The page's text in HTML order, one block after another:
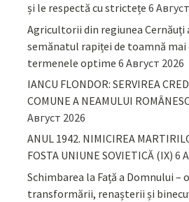
și le respectă cu strictețe 6
Agricultorii din regiunea Cernăuți
semănatul rapiței de toamnă mai
termenele optime 6 Август 2026
IANCU FLONDOR: SERVIREA
COMUNE A NEAMULUI
Август 2026
ANUL 1942. NIMICIREA
FOSTA UNIUNE SOVIETICĂ (IX) 6
Schimbarea la Față a Domnului –
transformării, renașterii și